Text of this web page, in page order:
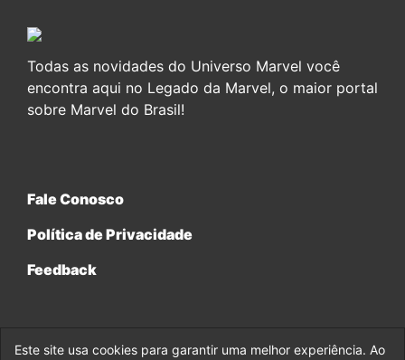
Todas as novidades do Universo Marvel você
encontra aqui no Legado da Marvel, o maior portal
sobre Marvel do Brasil!
Fale Conosco
Política de Privacidade
Feedback
Este site usa cookies para garantir uma melhor experiência. Ao